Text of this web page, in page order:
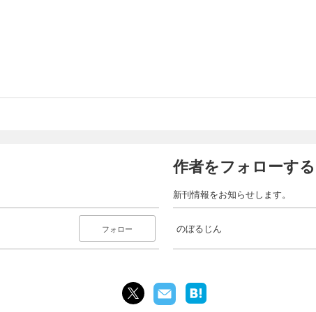
フォロー
作者をフォローする
新刊情報をお知らせします。
のぼるじん